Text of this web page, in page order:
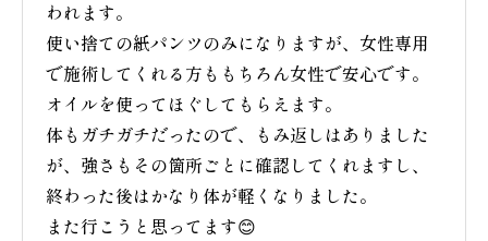
われます。
使い捨ての紙パンツのみになりますが、女性専用
で施術してくれる方ももちろん女性で安心です。
オイルを使ってほぐしてもらえます。
体もガチガチだったので、もみ返しはありました
が、強さもその箇所ごとに確認してくれますし、
終わった後はかなり体が軽くなりました。
また行こうと思ってます😊